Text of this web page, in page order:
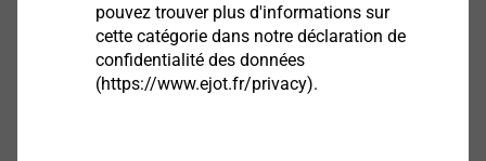
pouvez trouver plus d'informations sur
cette catégorie dans notre déclaration de
confidentialité des données
(https://www.ejot.fr/privacy).